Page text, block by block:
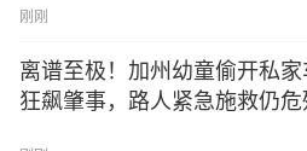
刚刚
离谱至极！加州幼童偷开私家
狂飙肇事，路人紧急施救仍危